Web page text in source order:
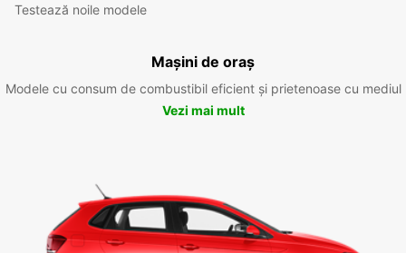
Testează noile modele
Mașini de oraș
Modele cu consum de combustibil eficient și prietenoase cu mediul
Vezi mai mult